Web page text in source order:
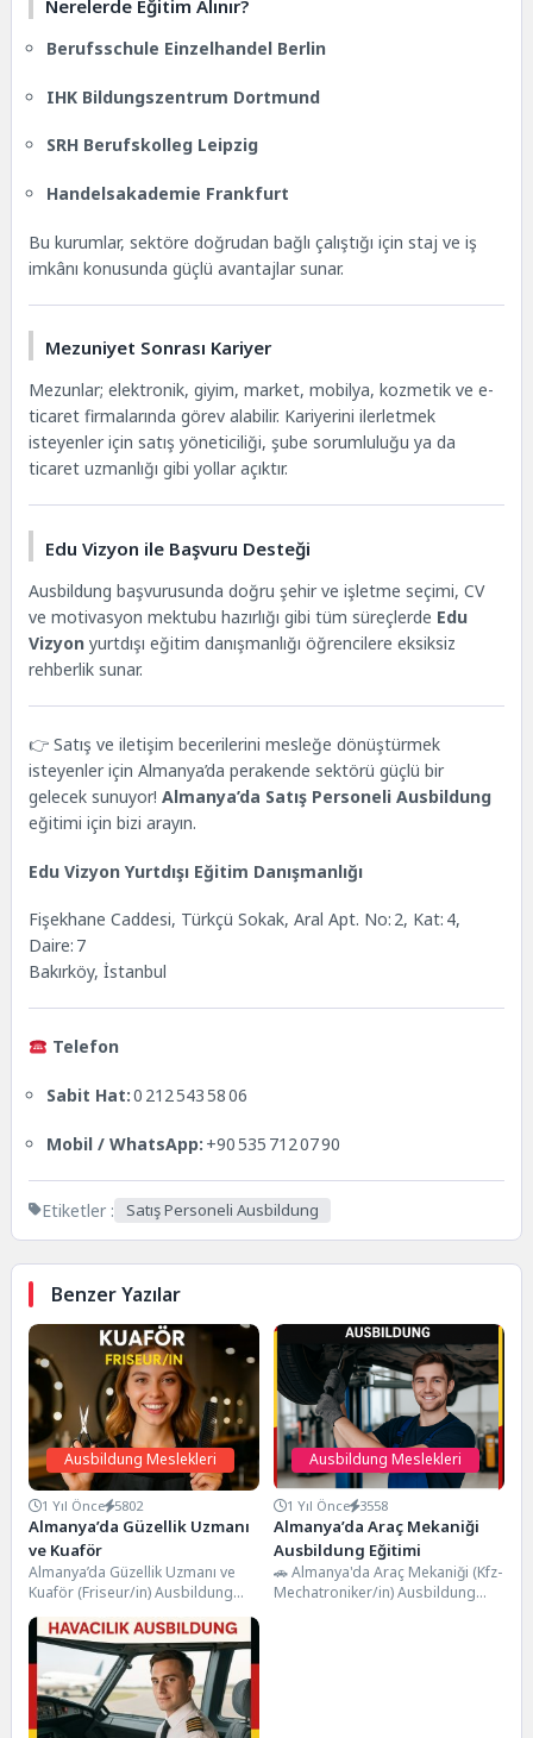
Nerelerde Eğitim Alınır?
Berufsschule Einzelhandel Berlin
IHK Bildungszentrum Dortmund
SRH Berufskolleg Leipzig
Handelsakademie Frankfurt
Bu kurumlar, sektöre doğrudan bağlı çalıştığı için staj ve iş
imkânı konusunda güçlü avantajlar sunar.
Mezuniyet Sonrası Kariyer
Mezunlar; elektronik, giyim, market, mobilya, kozmetik ve e-
ticaret firmalarında görev alabilir. Kariyerini ilerletmek
isteyenler için satış yöneticiliği, şube sorumluluğu ya da
ticaret uzmanlığı gibi yollar açıktır.
Edu Vizyon ile Başvuru Desteği
Ausbildung başvurusunda doğru şehir ve işletme seçimi, CV
ve motivasyon mektubu hazırlığı gibi tüm süreçlerde Edu
Vizyon yurtdışı eğitim danışmanlığı öğrencilere eksiksiz
rehberlik sunar.
👉 Satış ve iletişim becerilerini mesleğe dönüştürmek
isteyenler için Almanya’da perakende sektörü güçlü bir
gelecek sunuyor!Almanya’da Satış Personeli Ausbildung
eğitimi için bizi arayın.
Edu Vizyon Yurtdışı Eğitim Danışmanlığı
Fişekhane Caddesi, Türkçü Sokak, Aral Apt. No: 2, Kat: 4,
Daire: 7
Bakırköy, İstanbul
Telefon
Sabit Hat:0 212 543 58 06
Mobil / WhatsApp: +90 535 712 07 90
Etiketler : Satış Personeli Ausbildung
Benzer Yazılar
Ausbildung Meslekleri
1 Yıl Önce 5802
Almanya’da Güzellik Uzmanı
ve Kuaför
Almanya’da Güzellik Uzmanı ve
Kuaför (Friseur/in) Ausbildung
Eğitimi Almanya’da Güzellik
Uzmanı ve Kuaför Ausbildung
programı,...
Ausbildung Meslekleri
1 Yıl Önce 3558
Almanya’da Araç Mekaniği
Ausbildung Eğitimi
🚗 Almanya'da Araç Mekaniği (Kfz-
Mechatroniker/in) Ausbildung